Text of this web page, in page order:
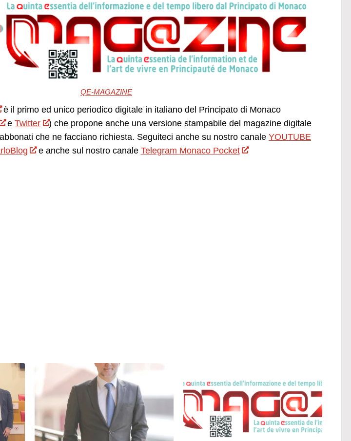
QE-MAGAZINE
è il primo ed unico periodico digitale in italiano del Principato di Monaco
eTwitter
) che propone anche una versione stampabile del magazine digitale
che ne facciano richiesta. Seguiteci anche su nostro canale YOUTUBE
e anche sul nostro canale Telegram Monaco Pocket